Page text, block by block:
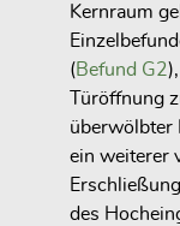
Kernraum
(Befund G2
Türöffnung
überwölbter
ein weiterer
des